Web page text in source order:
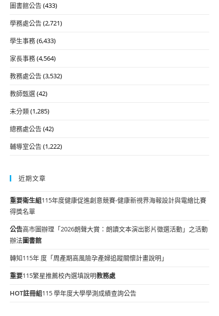
圖書館公告(433)
學務處公告(2,721)
學生事務(6,433)
家長事務(4,564)
教務處公告(3,532)
教師甄選(42)
未分類(1,285)
總務處公告(42)
輔導室公告(1,222)
近期文章
重要衛生組115年度健康促進創意競賽-健康新視界海報設計與電繪比賽
得獎名單
公告高市圖辦理「2026朗聲大賞：朗讀文本演出影片徵選活動」之活動
辦法圖書館
轉知115年 度「周產期高風險孕產婦追蹤關懷計畫說明」
重要115繁星推薦校內選填說明教務處
HOT註冊組115 學年度大學學測成績查詢公告